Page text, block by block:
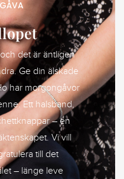
det är äntligen
Ge din älskade
har morgongåvor
Ett halsband,
– en
Vi vill
till det
– länge leve